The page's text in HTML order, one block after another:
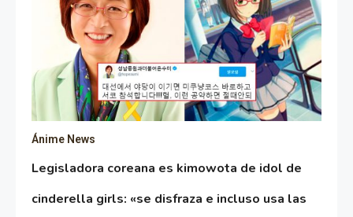
Ánime News
Legisladora coreana es kimowota de idol de
cinderella girls: «se disfraza e incluso usa las